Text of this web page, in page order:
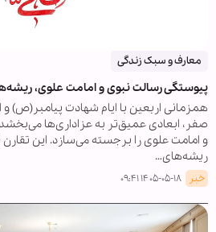
معارف و سبک زندگی
پیوستگی رسالت نبوی و امامت علوی،
همزمانی اربعین با ایام شهادت پیامبر(ص) و
صفر، ابعادی عمیق‌تر به عزاداری‌ها
و امامت علوی را برجسته می‌سازد. این
ریشه‌های…
خبر ۱۴۰۵-۰۵-۱۸ ۰۹:۴۱